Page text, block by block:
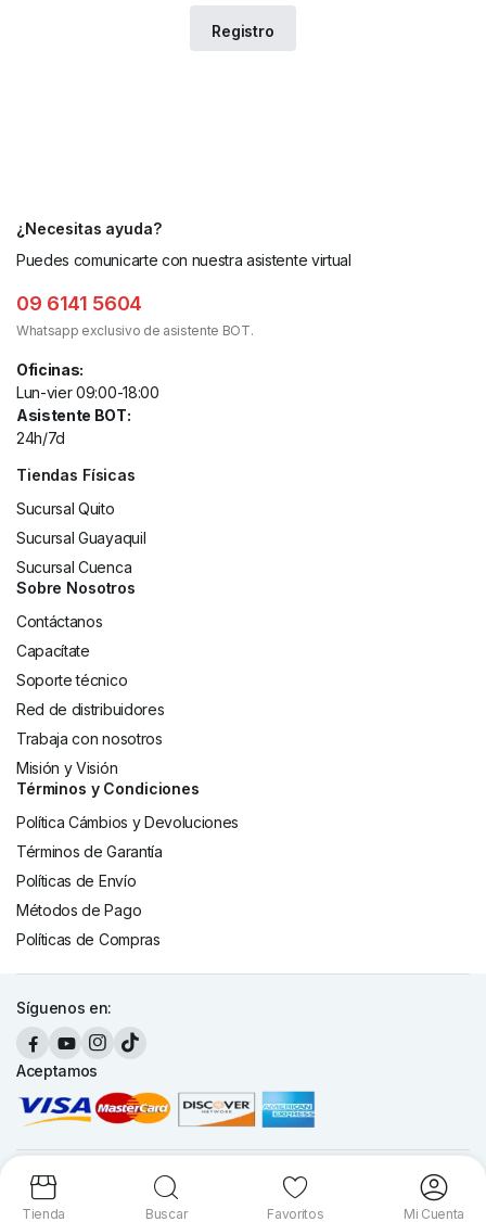
¿Necesitas ayuda?
Puedes comunicarte con nuestra asistente virtual
09 6141 5604
Whatsapp exclusivo de asistente BOT.
Oficinas:
Lun-vier 09:00-18:00
Asistente BOT:
24h/7d
Tiendas Físicas
Sucursal Quito
Sucursal Guayaquil
Sucursal Cuenca
Sobre Nosotros
Contáctanos
Capacítate
Soporte técnico
Red de distribuidores
Trabaja con nosotros
Misión y Visión
Términos y Condiciones
Política Cámbios y Devoluciones
Términos de Garantía
Políticas de Envío
Métodos de Pago
Políticas de Compras
Síguenos en:
Aceptamos
Copyright 2026 © Cronte Technology S.A. Todos los derechos
reservados.
Tienda Buscar Favoritos Mi Cuenta